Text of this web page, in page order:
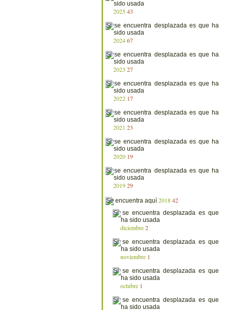
202543
202467
2023 27
2022 17
2021 23
2020 19
201929
201842
diciembre 2
noviembre 1
octubre 1